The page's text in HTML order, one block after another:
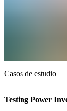
Casos de estudio
Testing Power